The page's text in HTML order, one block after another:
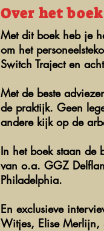
Over het
Met dit boek heb je
om het
Switch Traject en
Met de beste
de praktijk. Geen
andere kijk op de
In het boek staan de
van o.a. GGZ
Philadelphia.
En exclusieve
Witjes, Elise Merlijn,